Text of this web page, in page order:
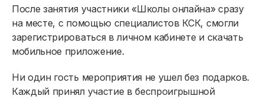
После занятия участники «Школы онлайна» сразу
на месте, с помощью специалистов КСК, смогли
зарегистрироваться в личном кабинете и скачать
мобильное приложение.
Ни один гость мероприятия не ушел без подарков.
Каждый принял участие в беспроигрышной
Договор энергоснабжения
Расчёты и оплата
Должникам